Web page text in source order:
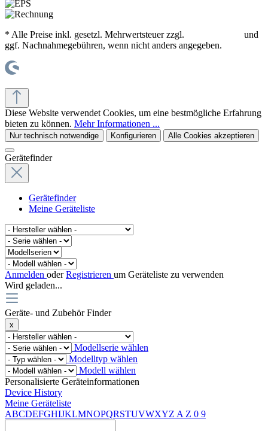
* Alle Preise inkl. gesetzl. Mehrwertsteuer zzgl.
und
ggf. Nachnahmegebühren, wenn nicht anders angegeben.
Diese Website verwendet Cookies, um eine bestmögliche Erfahrung
bieten zu können. Mehr Informationen ...
Nur technisch notwendige Konfigurieren Alle Cookies akzeptieren
Gerätefinder
Gerätefinder
Meine Geräteliste
Anmelden oderRegistrieren um Geräteliste zu verwenden
Wird geladen...
Geräte- und Zubehör Finder
x
Modellserie wählen
Modelltyp wählen
Modell wählen
Personalisierte Geräteinformationen
Device History
Meine Geräteliste
ABCDEFGHIJKLMNOPQRSTUVWXYZ A Z 0 9